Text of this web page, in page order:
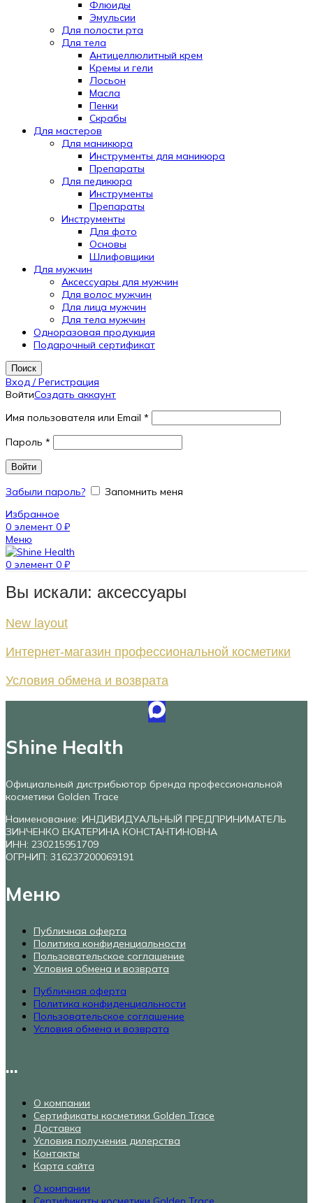
Флюиды
Эмульсии
Для полости рта
Для тела
Антицеллюлитный крем
Кремы и гели
Лосьон
Масла
Пенки
Скрабы
Для мастеров
Для маникюра
Инструменты для маникюра
Препараты
Для педикюра
Инструменты
Препараты
Инструменты
Для фото
Основы
Шлифовщики
Для мужчин
Аксессуары для мужчин
Для волос мужчин
Для лица мужчин
Для тела мужчин
Одноразовая продукция
Подарочный сертификат
Поиск
Вход / Регистрация
ВойтиСоздать аккаунт
Имя пользователя или Email *
Пароль *
Войти
Забыли пароль?
Запомнить меня
Избранное
0 элемент 0 ₽
Меню
0 элемент 0 ₽
Вы искали: аксессуары
New layout
Интернет-магазин профессиональной косметики
Условия обмена и возврата
Shine Health
Официальный дистрибьютор бренда профессиональной
косметики Golden Trace
Наименование: ИНДИВИДУАЛЬНЫЙ ПРЕДПРИНИМАТЕЛЬ
ЗИНЧЕНКО ЕКАТЕРИНА КОНСТАНТИНОВНА
ИНН: 230215951709
ОГРНИП: 316237200069191
Меню
Публичная оферта
Политика конфиденциальности
Пользовательское соглашение
Условия обмена и возврата
Публичная оферта
Политика конфиденциальности
Пользовательское соглашение
Условия обмена и возврата
...
О компании
Сертификаты косметики Golden Trace
Доставка
Условия получения дилерства
Контакты
Карта сайта
О компании